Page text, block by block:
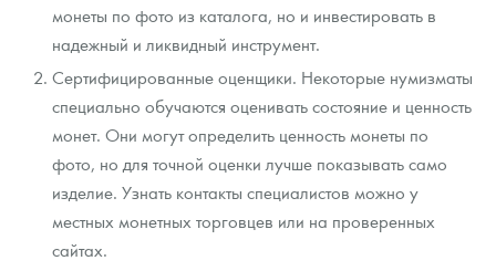
монеты по фото из каталога, но и инвестировать в
надежный и ликвидный инструмент.
Сертифицированные оценщики. Некоторые нумизматы
специально обучаются оценивать состояние и ценность
монет. Они могут определить ценность монеты по
фото, но для точной оценки лучше показывать само
изделие. Узнать контакты специалистов можно у
местных монетных торговцев или на проверенных
сайтах.